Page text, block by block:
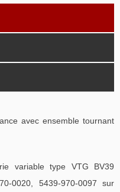
avec ensemble tournant
variable type VTG BV39
0020, 5439-970-0097 sur